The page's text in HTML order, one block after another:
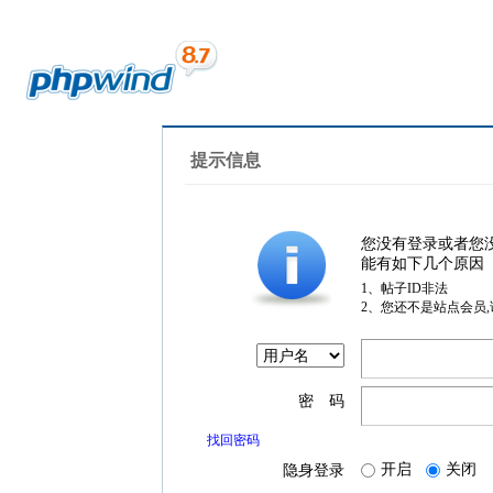
提示信息
您没有登录或者您
能有如下几个原因
1、帖子ID非法
2、您还不是站点会员
密 码
找回密码
隐身登录 开启 关闭